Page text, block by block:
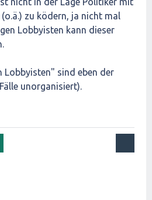
zu ködern, ja nicht mal
Lobbyisten kann dieser
Lobbyisten" sind eben der
unorganisiert).